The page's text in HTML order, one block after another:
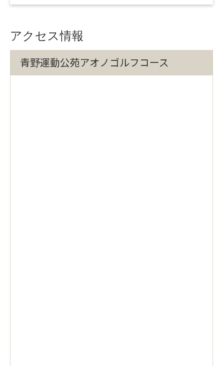
アクセス情報
青野運動公苑アオノゴルフコース